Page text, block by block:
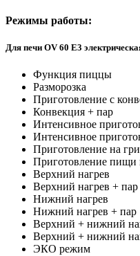
Режимы работы:
Для печи OV 60 E3
Функция пиццы
Разморозка
Приготовление с
Конвекция + пар
Интенсивное
Интенсивное
Приготовление на
Приготовление пищи
Верхний нагрев
Верхний нагрев + пар
Нижний нагрев
Нижний нагрев + пар
Верхний + нижний
Верхний + нижний
ЭКО режим